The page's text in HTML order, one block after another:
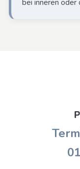
bei inneren oder